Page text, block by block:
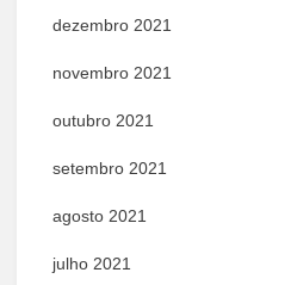
dezembro 2021
novembro 2021
outubro 2021
setembro 2021
agosto 2021
julho 2021